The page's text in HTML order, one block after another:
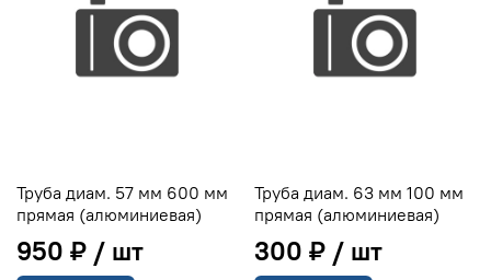
Труба диам. 57 мм 600 мм
прямая (алюминиевая)
950 ₽
Труба диам. 63 мм 100 мм
прямая (алюминиевая)
300 ₽